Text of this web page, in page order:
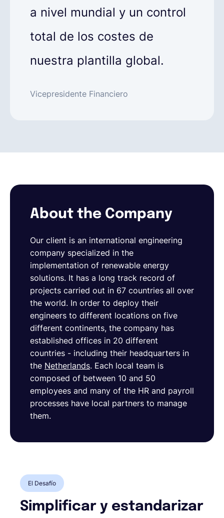
a nivel mundial y un control
total de los costes de
nuestra plantilla global.
Vicepresidente Financiero
About the Company
Our client is an international engineering
company specialized in the
implementation of renewable energy
solutions. It has a long track record of
projects carried out in 67 countries all over
the world. In order to deploy their
engineers to different locations on five
different continents, the company has
established offices in 20 different
countries - including their headquarters in
the Netherlands. Each local team is
composed of between 10 and 50
employees and many of the HR and payroll
processes have local partners to manage
them.
El Desafío
Simplificar y estandarizar